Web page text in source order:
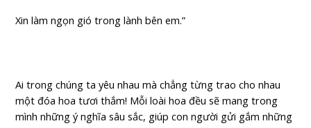
Xin làm ngọn gió trong lành bên em.”
Ai trong chúng ta yêu nhau mà chẳng từng trao cho nhau
một đóa hoa tươi thắm! Mỗi loài hoa đều sẽ mang trong
mình những ý nghĩa sâu sắc, giúp con người gửi gắm những